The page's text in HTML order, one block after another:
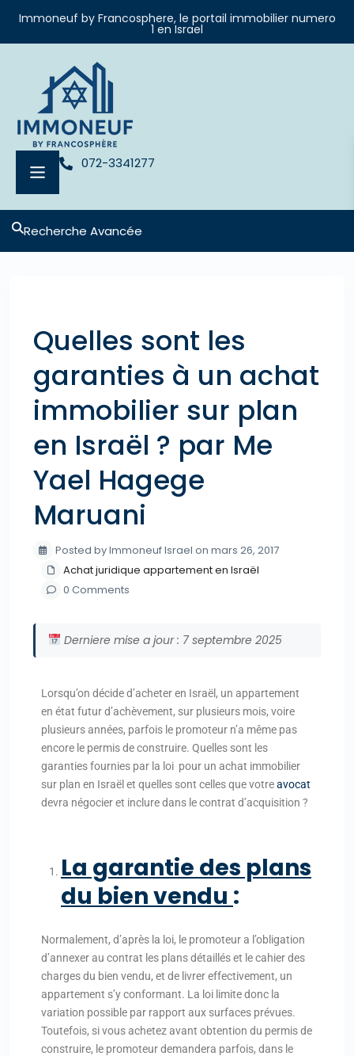
Immoneuf by Francosphere, le portail immobilier numero
1 en Israel
072-3341277
Recherche Avancée
Quelles sont les
garanties à un achat
immobilier sur plan
en Israël ? par Me
Yael Hagege
Maruani
Posted by Immoneuf Israel on mars 26, 2017
Achat juridique appartement en Israël
0 Comments
Derniere mise a jour : 7 septembre 2025
Lorsqu’on décide d’acheter en Israël, un appartement
en état futur d’achèvement, sur plusieurs mois, voire
plusieurs années, parfois le promoteur n’a même pas
encore le permis de construire. Quelles sont les
garanties fournies par la loi pour un achat immobilier
sur plan en Israël et quelles sont celles que votreavocat
devra négocier et inclure dans le contrat d’acquisition ?
La garantie des plans
du bien vendu :
Normalement, d’après la loi, le promoteur a l’obligation
d’annexer au contrat les plans détaillés et le cahier des
charges du bien vendu, et de livrer effectivement, un
appartement s’y conformant. La loi limite donc la
variation possible par rapport aux surfaces prévues.
Toutefois, si vous achetez avant obtention du permis de
construire, le promoteur demandera parfois, dans le